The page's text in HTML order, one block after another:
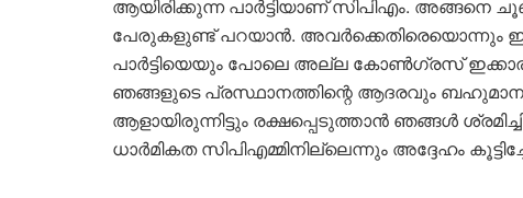
ആയിരിക്കുന്ന പാർട്ടിയാണ് സിപിഎം. അങ്ങനെ
പേരുകളുണ്ട് പറയാൻ. അവർക്കെതിരെയൊന്നും
പാർട്ടിയെയും പോലെ അല്ല കോൺഗ്രസ്
ഞങ്ങളുടെ പ്രസ്ഥാനത്തിന്റെ ആദരവും
ആളായിരുന്നിട്ടും രക്ഷപ്പെടുത്താൻ ഞങ്ങൾ
ധാർമികത സിപിഎമ്മിനില്ലെന്നും അദ്ദേഹം